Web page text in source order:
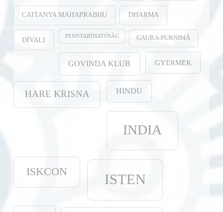
CAITANYA MAHAPRABHU DHARMA
DÍVALI FENNTARTHATÓSÁG GAURA-PURṆIMĀ
GOVINDA KLUB GYERMEK
HARE KRISNA HINDU
INDIA
ISKCON ISTEN